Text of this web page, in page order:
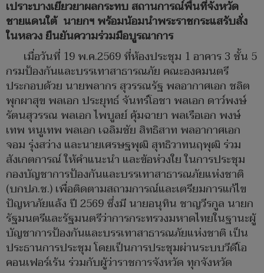
เปราะบางเยียวยาผลกระทบ สถานการณ์พื้นที่จังหวัด
ชายแดนใต้ นายกฯ พร้อมน้อมนําพระราชกระแสรับสั่ง
ในหลวง ยืนยันความร่วมมือบูรณาการ
เมื่อวันที่ 19 พ.ค.2569 ที่ห้องประชุม 1 อาคาร 3 ชั้น 5
กรมป้องกันและบรรเทาสาธารณภัย คณะองคมนตรี
ประกอบด้วย นายพลากร สุวรรณรัฐ พลอากาศเอก ชลิต
พุกผาสุข พลเอก ประยุทธ์ จันทร์โอชา พลเอก ดาว์พงษ์
รัตนสุวรรณ พลเอก ไพบูลย์ คุ้มฉายา พลเรือเอก พงษ์
เทพ หนูเทพ พลเอก เฉลิมชัย สิทธิสาท พลอากาศเอก
จอม รุ่งสว่าง และนายเศรษฐพุฒิ สุทธิวาทนฤพุฒิ ร่วม
สังเกตการณ์ ให้คำแนะนำ และข้อห่วงใย ในการประชุม
กองบัญชาการป้องกันและบรรเทาสาธารณภัยแห่งชาติ
(บกปภ.ช.) เพื่อติดตามสถามการณ์และเตรียมการแก้ไข
ปัญหาภัยแล้ง ปี 2569 ซึ่งมี นายอนุทิน ชาญวีรกูล นายก
รัฐมนตรีและรัฐมนตรีว่าการกระทรวงมหาดไทยในฐานะผู้
บัญชาการป้องกันและบรรเทาสาธารณภัยแห่งชาติ เป็น
ประธานการประชุม โดยเป็นการประชุมผ่านระบบวีดีโอ
คอนเฟอร์เร้น ร่วมกับผู้ว่าราชการจังหวัด ทุกจังหวัด